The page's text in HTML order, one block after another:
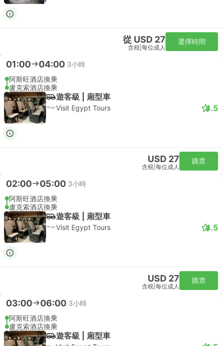
從 USD 27
含税 每位成人
選擇時間
01:00 04:00 3小時
阿斯旺酒店換乘
盧克索酒店換乘
遊客級 | 廂型車
Visit Egypt Tours 4.5
USD 27
含税 每位成人
購票
02:00 05:00 3小時
阿斯旺酒店換乘
盧克索酒店換乘
遊客級 | 廂型車
Visit Egypt Tours 4.5
USD 27
含税 每位成人
購票
03:00 06:00 3小時
阿斯旺酒店換乘
盧克索酒店換乘
遊客級 | 廂型車